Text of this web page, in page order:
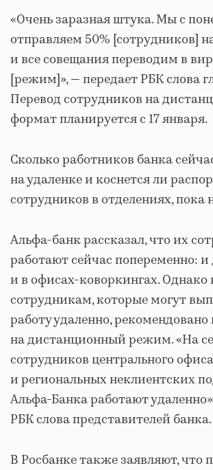
«Очень заразная штука. Мы с
отправляем 50% [сотрудников]
и все совещания переводим в
[режим]», — передает РБК слова
Перевод сотрудников на
формат планируется с 17 января.
Cколько работников банка
на удаленке и коснется ли
сотрудников в отделениях, пока
Альфа-банк рассказал, что их
работают сейчас попеременно: и
и в офисах-коворкингах. Однако
сотрудникам, которые могут
работу удаленно, рекомендовано
на дистанционный режим. «На
сотрудников центрального офиса
и региональных неклиентских
Альфа-Банка работают
РБК слова представителей банка.
В Росбанке также заявляют, что